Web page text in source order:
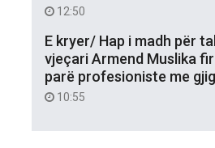
12:50
E kryer/ Hap i madh për
vjeçari Armend Muslika
parë profesioniste me
10:55